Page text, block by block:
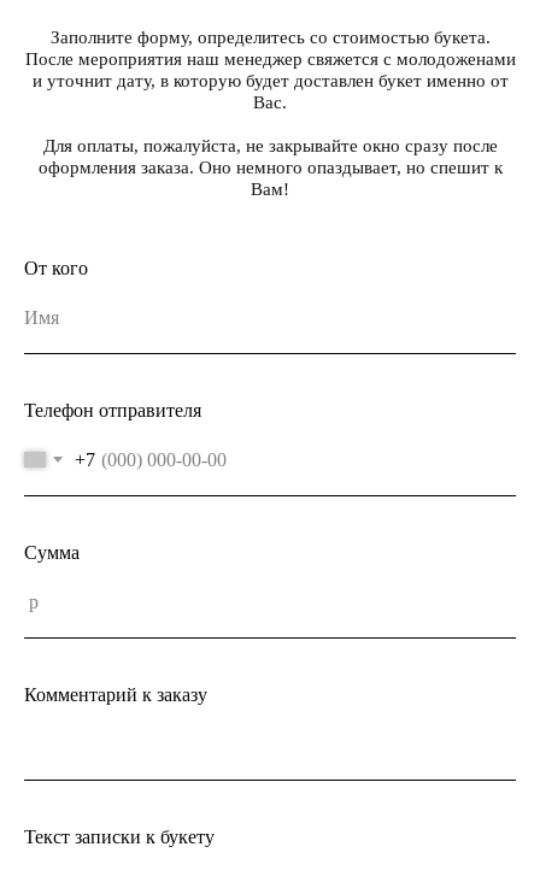
Заполните форму, определитесь со стоимостью букета.
После мероприятия наш менеджер свяжется с молодоженами
и уточнит дату, в которую будет доставлен букет именно от
Вас.
Для оплаты, пожалуйста, не закрывайте окно сразу после
оформления заказа. Оно немного опаздывает, но спешит к
Вам!
От кого
Телефон отправителя
+7
Сумма
Комментарий к заказу
Текст записки к букету